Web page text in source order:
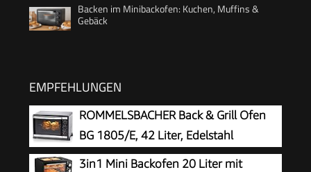
Backen im Minibackofen: Kuchen, Muffins &
Gebäck
EMPFEHLUNGEN
ROMMELSBACHER Back & Grill Ofen
BG 1805/E, 42 Liter, Edelstahl
3in1 Mini Backofen 20 Liter mit